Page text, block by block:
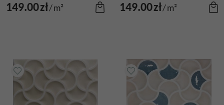
149.00zł/m² 149.00zł/m²